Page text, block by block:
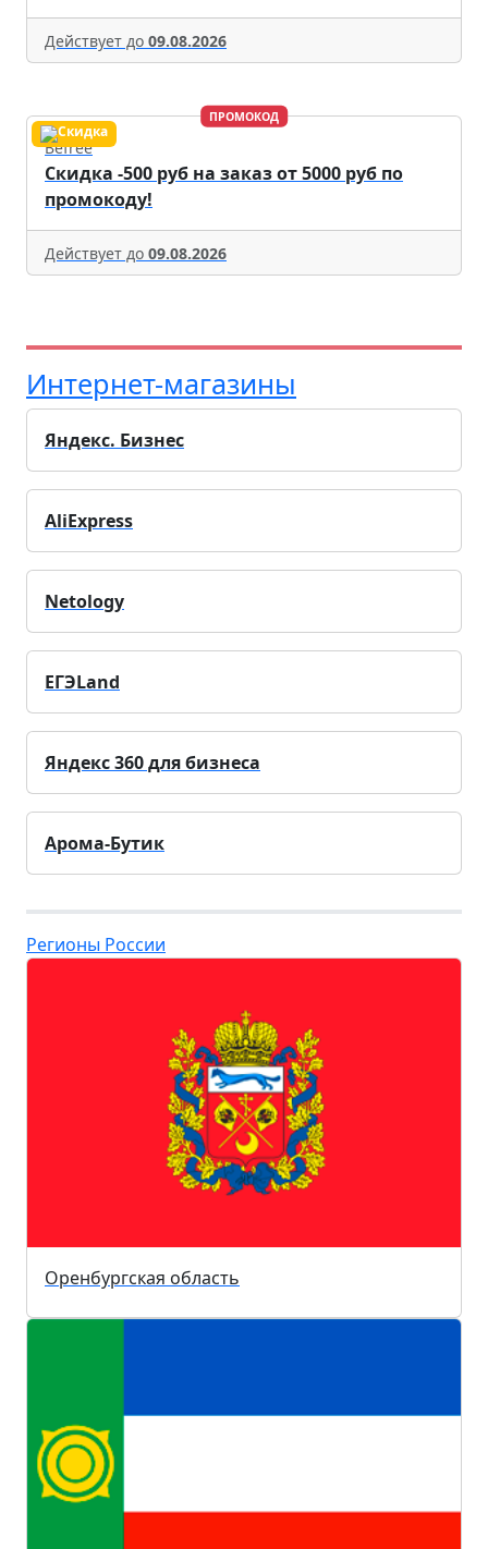
Действует до 09.08.2026
ПРОМОКОД
Befree
Скидка -500 руб на заказ от 5000 руб по
промокоду!
Действует до 09.08.2026
Интернет-магазины
Яндекс. Бизнес
AliExpress
Netology
ЕГЭLand
Яндекс 360 для бизнеса
Арома-Бутик
Регионы России
Оренбургская область